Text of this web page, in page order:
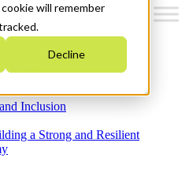
will remember
Decline
2030
Inclusion
a Strong and Resilient